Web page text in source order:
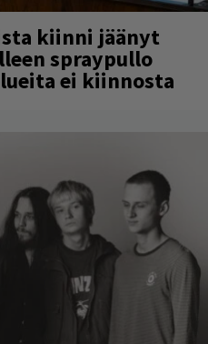
kiinni jäänyt
spraypullo
ei kiinnosta